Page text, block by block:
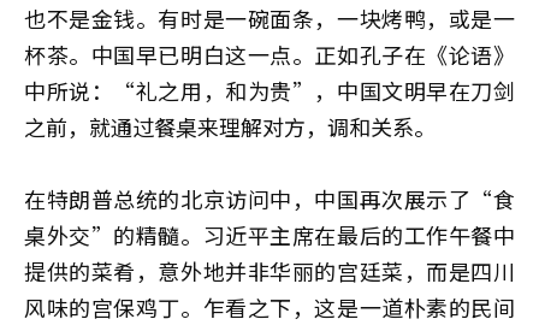
也不是金钱。有时是一碗面条，一块烤鸭，或是一
杯茶。中国早已明白这一点。正如孔子在《论语》
中所说：“礼之用，和为贵”，中国文明早在刀剑
之前，就通过餐桌来理解对方，调和关系。
在特朗普总统的北京访问中，中国再次展示了“食
桌外交”的精髓。习近平主席在最后的工作午餐中
提供的菜肴，意外地并非华丽的宫廷菜，而是四川
风味的宫保鸡丁。乍看之下，这是一道朴素的民间